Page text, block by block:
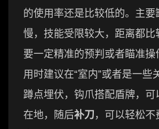
的使用率还是比较低的。主
慢，技能受限较大，距离都比
要一定精准的预判或者瞄准操
用时建议在“室内”或者是一些
蹲点埋伏，钩爪搭配盾牌，可
在地，随后补刀 ，可以轻松